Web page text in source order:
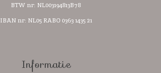
BTW nr: NL003194813B78
IBAN nr: NL05 RABO 0363 1435 21
Informatie